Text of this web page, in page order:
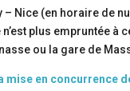
Nice (en horaire de
plus empruntée à
ou la gare de
mise en concurrence